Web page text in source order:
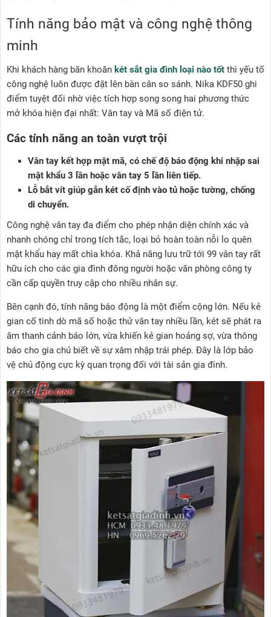
Tính năng bảo mật và công nghệ thông
minh
Khi khách hàng băn khoăn két sắt gia đình loại nào tốt thì yếu tố
công nghệ luôn được đặt lên bàn cân so sánh. Nika KDF50 ghi
điểm tuyệt đối nhờ việc tích hợp song song hai phương thức
mở khóa hiện đại nhất: Vân tay và Mã số điện tử.
Các tính năng an toàn vượt trội
Vân tay kết hợp mật mã, có chế độ báo động khi nhập sai
mật khẩu 3 lần hoặc vân tay 5 lần liên tiếp.
Lỗ bắt vít giúp gắn két cố định vào tủ hoặc tường, chống
di chuyển.
Công nghệ vân tay đa điểm cho phép nhận diện chính xác và
nhanh chóng chỉ trong tích tắc, loại bỏ hoàn toàn nỗi lo quên
mật khẩu hay mất chìa khóa. Khả năng lưu trữ tới 99 vân tay rất
hữu ích cho các gia đình đông người hoặc văn phòng công ty
cần cấp quyền truy cập cho nhiều nhân sự.
Bên cạnh đó, tính năng báo động là một điểm cộng lớn. Nếu kẻ
gian cố tình dò mã số hoặc thử vân tay nhiều lần, két sẽ phát ra
âm thanh cảnh báo lớn, vừa khiến kẻ gian hoảng sợ, vừa thông
báo cho gia chủ biết về sự xâm nhập trái phép. Đây là lớp bảo
vệ chủ động cực kỳ quan trọng đối với tài sản gia đình.